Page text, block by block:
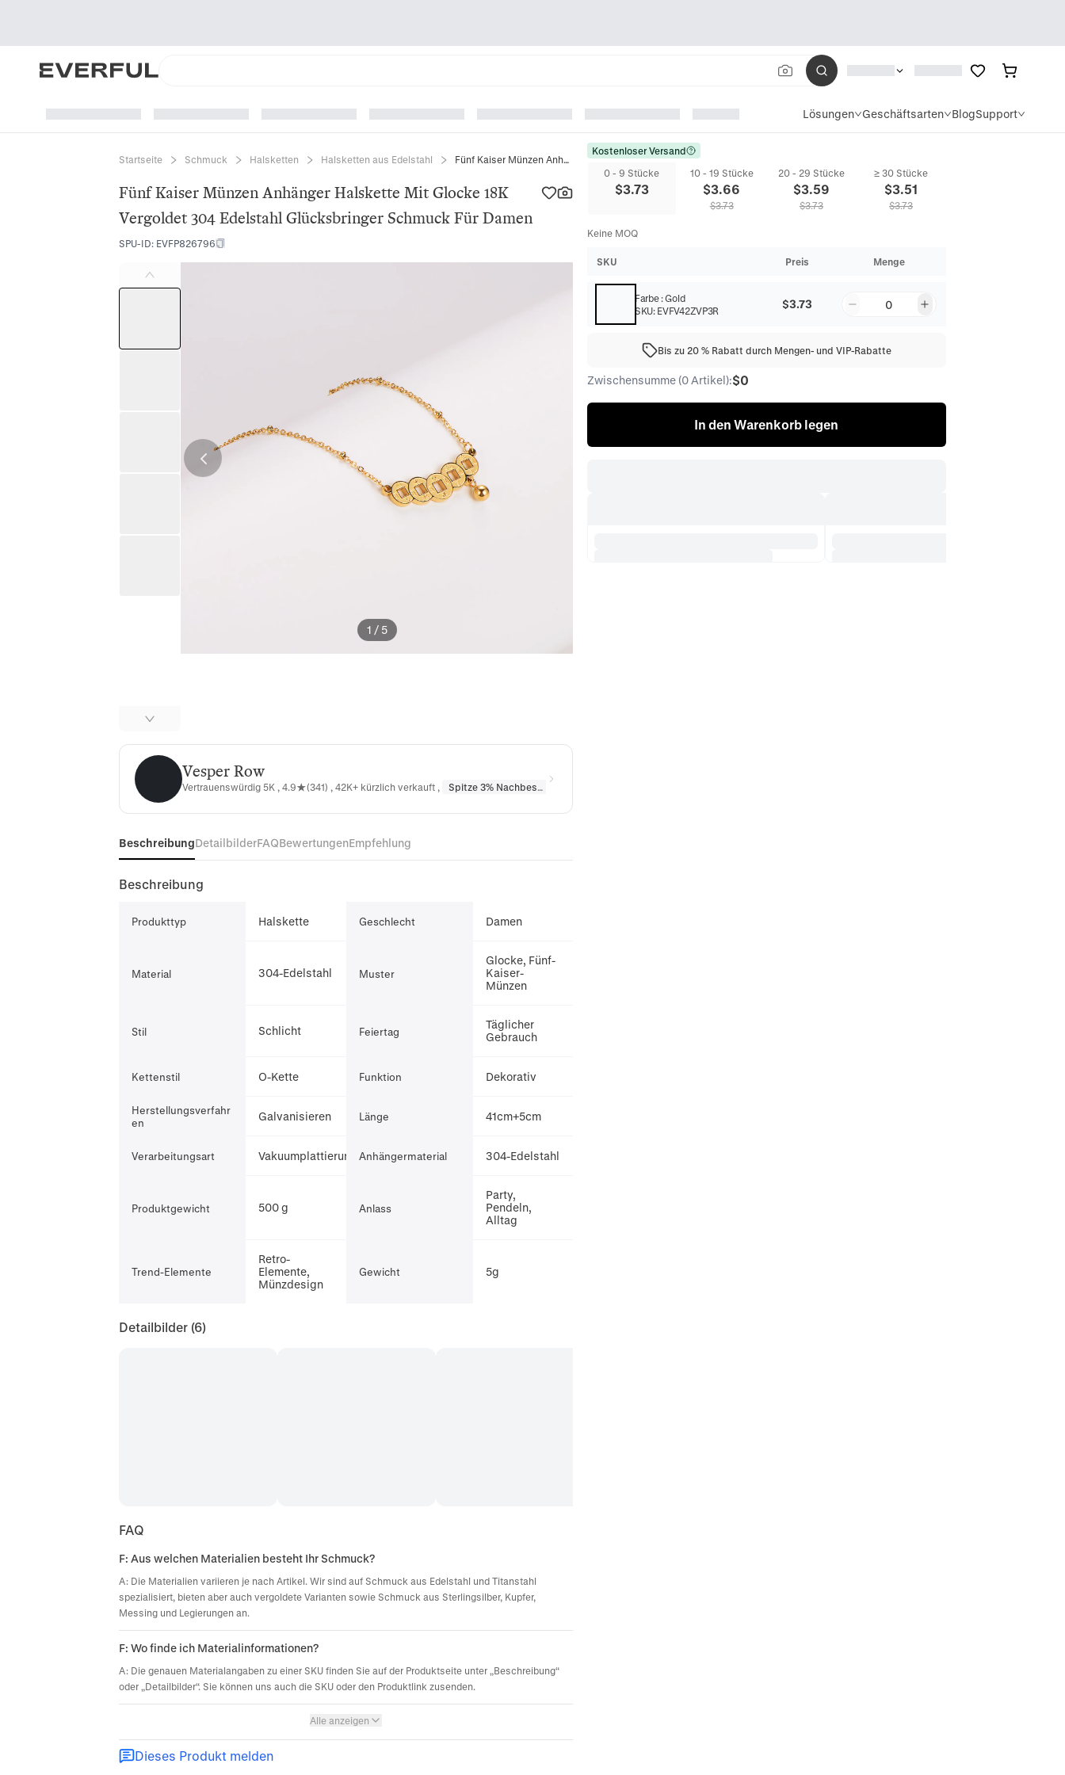
Lösungen Geschäftsarten BlogSupport
Startseite Schmuck Halsketten Halsketten aus Edelstahl Fünf Kaiser Münzen Anhänger Halskette Mit Glocke 18K Vergoldet 304 Edelstahl Glücksbringer Schmuck Für Damen
Fünf Kaiser Münzen Anhänger Halskette Mit Glocke 18K
Vergoldet 304 Edelstahl Glücksbringer Schmuck Für Damen
SPU-ID: EVFP826796
1 / 5
Vesper RowVesper Row
Vertrauenswürdig 5K , 4.9★(341) , 42K+ kürzlich verkauft , Spitze 3% Nachbestellt
BeschreibungDetailbilderFAQBewertungenEmpfehlung
Beschreibung
Produkttyp Halskette Geschlecht Damen
Material 304-Edelstahl Muster
Glocke, Fünf-
Kaiser-
Münzen
Stil Schlicht Feiertag
Täglicher
Gebrauch
Kettenstil O-Kette Funktion Dekorativ
Herstellungsverfahr
en
Galvanisieren Länge 41cm+5cm
Verarbeitungsart Vakuumplattierung Anhängermaterial 304-Edelstahl
Produktgewicht 500 g Anlass
Party,
Pendeln,
Alltag
Trend-Elemente
Retro-
Elemente,
Münzdesign
Gewicht 5g
Detailbilder (6)
FAQ
F: Aus welchen Materialien besteht Ihr Schmuck?
A: Die Materialien variieren je nach Artikel. Wir sind auf Schmuck aus Edelstahl und Titanstahl
spezialisiert, bieten aber auch vergoldete Varianten sowie Schmuck aus Sterlingsilber, Kupfer,
Messing und Legierungen an.
F: Wo finde ich Materialinformationen?
A: Die genauen Materialangaben zu einer SKU finden Sie auf der Produktseite unter „Beschreibung“
oder „Detailbilder“. Sie können uns auch die SKU oder den Produktlink zusenden.
Alle anzeigen
Dieses Produkt melden
Kostenloser Versand
0 - 9 Stücke
$3.73
10 - 19 Stücke
$3.66
$3.73
20 - 29 Stücke
$3.59
$3.73
≥ 30 Stücke
$3.51
$3.73
Keine MOQ
SKU Preis Menge
Farbe:Gold
SKU: EVFV42ZVP3R $3.73 0
Bis zu 20 % Rabatt durch Mengen- und VIP-Rabatte
Zwischensumme (0 Artikel):$0
In den Warenkorb legen